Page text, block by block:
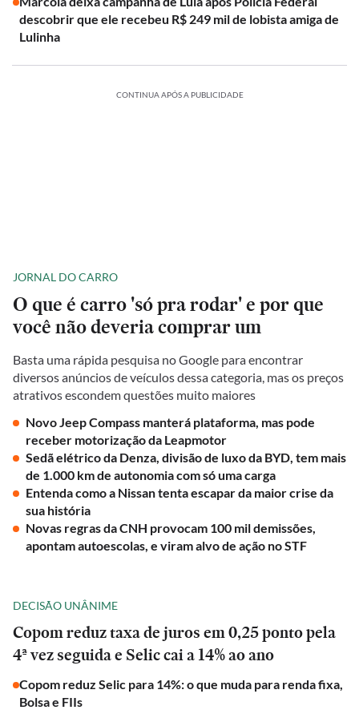
descobrir que ele recebeu R$ 249 mil de lobista amiga de
Lulinha
CONTINUA APÓS A PUBLICIDADE
JORNAL DO CARRO
O que é carro 'só pra rodar' e por que
você não deveria comprar um
Basta uma rápida pesquisa no Google para encontrar
diversos anúncios de veículos dessa categoria, mas os preços
atrativos escondem questões muito maiores
Novo Jeep Compass manterá plataforma, mas pode
receber motorização da Leapmotor
Sedã elétrico da Denza, divisão de luxo da BYD, tem mais
de 1.000 km de autonomia com só uma carga
Entenda como a Nissan tenta escapar da maior crise da
sua história
Novas regras da CNH provocam 100 mil demissões,
apontam autoescolas, e viram alvo de ação no STF
DECISÃO UNÂNIME
Copom reduz taxa de juros em 0,25 ponto pela
4ª vez seguida e Selic cai a 14% ao ano
Copom reduz Selic para 14%: o que muda para renda fixa,
Bolsa e FIIs